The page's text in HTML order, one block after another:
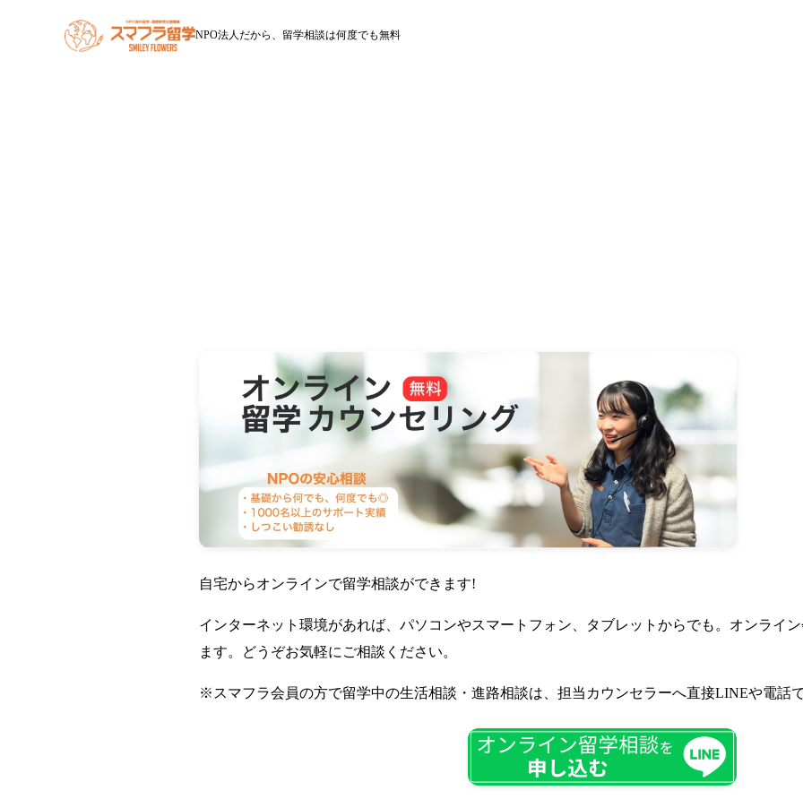
NPO法人だから、留学相談は何度でも無料
自宅からオンラインで留学相談ができます!
インターネット環境があれば、パソコンやスマートフォン、タブレットからでも。オンライ
ます。どうぞお気軽にご相談ください。
※スマフラ会員の方で留学中の生活相談・進路相談は、担当カウンセラーへ直接LINEや電話